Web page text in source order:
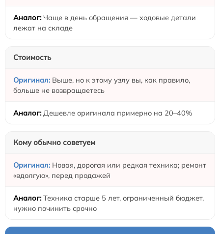
Чаще в день обращения — ходовые детали
лежат на складе
Стоимость
Выше, но к этому узлу вы, как правило,
больше не возвращаетесь
Дешевле оригинала примерно на 20–40%
Кому обычно советуем
Новая, дорогая или редкая техника; ремонт
«вдолгую», перед продажей
Техника старше 5 лет, ограниченный бюджет,
нужно починить срочно